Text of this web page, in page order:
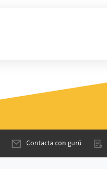
Contacta con gurú